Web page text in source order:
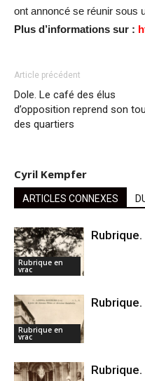
ont annoncé se réunir sous
Plus d’informations sur :
Article précédent
Dole. Le café des élus
d’opposition reprend son
des quartiers
Cyril Kempfer
ARTICLES CONNEXES
Rubrique en
vrac
Rubrique.
Rubrique en
vrac
Rubrique.
Rubrique.